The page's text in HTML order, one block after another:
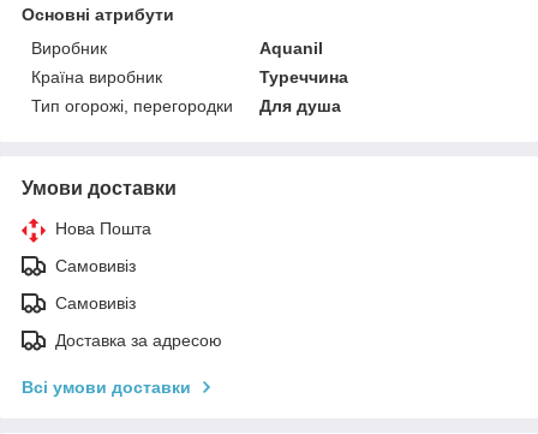
Основні атрибути
Виробник
Aquanil
Країна виробник
Туреччина
Тип огорожі, перегородки
Для душа
Умови доставки
Нова Пошта
Самовивіз
Самовивіз
Доставка за адресою
Всі умови доставки